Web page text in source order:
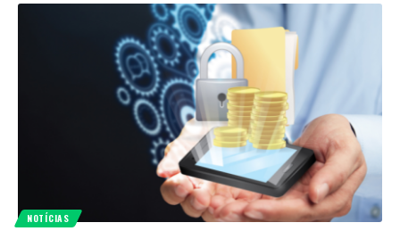
NOTÍCIAS